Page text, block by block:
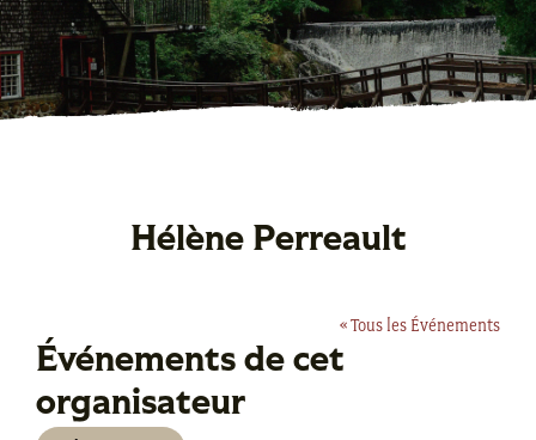
Hélène Perreault
« Tous les Événements
Événements de cet
organisateur